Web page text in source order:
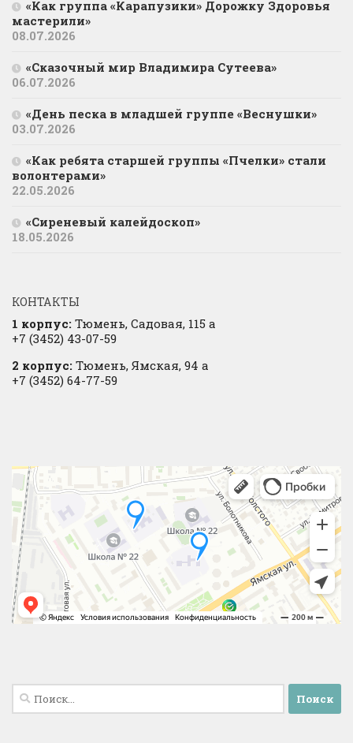
«Как группа «Карапузики» Дорожку Здоровья
мастерили»
08.07.2026
«Сказочный мир Владимира Сутеева»
06.07.2026
«День песка в младшей группе «Веснушки»
03.07.2026
«Как ребята старшей группы «Пчелки» стали
волонтерами»
22.05.2026
«Сиреневый калейдоскоп»
18.05.2026
КОНТАКТЫ
1 корпус: Тюмень, Садовая, 115 а
+7 (3452) 43-07-59
2 корпус: Тюмень, Ямская, 94 а
+7 (3452) 64-77-59
Найти: